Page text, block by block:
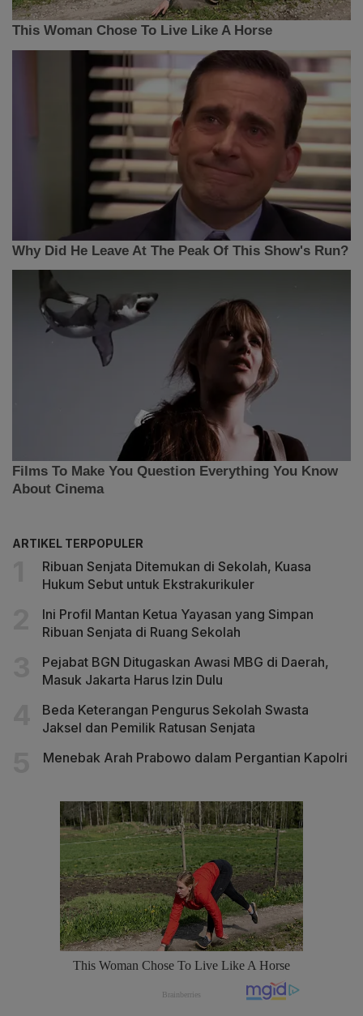
ARTIKEL TERPOPULER
Ribuan Senjata Ditemukan di Sekolah, Kuasa
Hukum Sebut untuk Ekstrakurikuler
Ini Profil Mantan Ketua Yayasan yang Simpan
Ribuan Senjata di Ruang Sekolah
Pejabat BGN Ditugaskan Awasi MBG di Daerah,
Masuk Jakarta Harus Izin Dulu
Beda Keterangan Pengurus Sekolah Swasta
Jaksel dan Pemilik Ratusan Senjata
Menebak Arah Prabowo dalam Pergantian Kapolri